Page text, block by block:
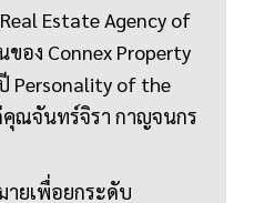
Estate Agency of
ของ Connex Property
Personality of the
ณจันทร์จิรา กาญจนกร
ายเพื่อยกระดับ